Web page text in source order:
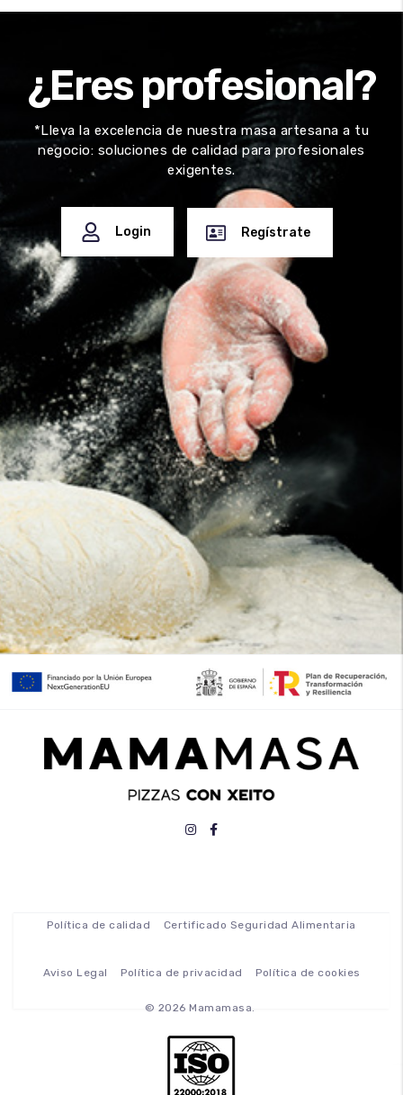
¿Eres profesional?
*Lleva la excelencia de nuestra masa artesana a tu
negocio: soluciones de calidad para profesionales
exigentes.
Login Regístrate
Política de calidad Certificado Seguridad Alimentaria
Aviso Legal Política de privacidad Política de cookies
© 2026 Mamamasa.